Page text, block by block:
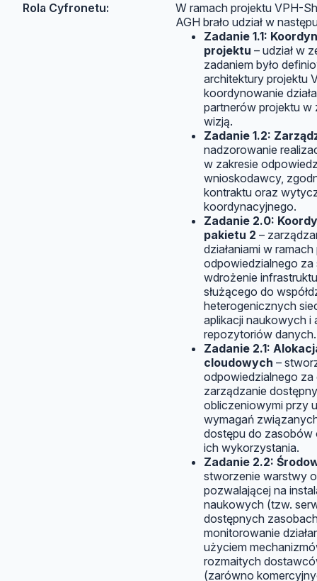
Rola Cyfronetu:
W ramach projektu VPH-
AGH brało udział w
Zadanie 1.1:
projektu – udział w
zadaniem było
architektury projektu
koordynowanie
partnerów projektu w
wizją.
Zadanie 1.2:
nadzorowanie
w zakresie
wnioskodawcy,
kontraktu oraz
koordynacyjnego.
Zadanie 2.0:
pakietu 2 –
działaniami w
odpowiedzialnego za
wdrożenie
służącego do
heterogenicznych
aplikacji naukowych i
repozytoriów danych.
Zadanie 2.1:
cloudowych –
odpowiedzialnego
zarządzanie
obliczeniowymi przy
wymagań
dostępu do zasobów
ich wykorzystania.
Zadanie 2.2:
stworzenie warstwy
pozwalającej na
naukowych (tzw.
dostępnych
monitorowanie
użyciem
rozmaitych
(zarówno